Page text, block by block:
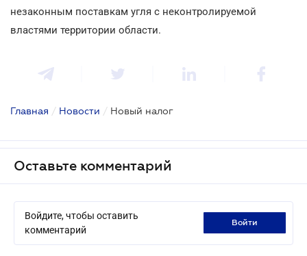
незаконным поставкам угля с неконтролируемой
властями территории области.
Главная / Новости / Новый налог
Оставьте комментарий
Войдите, чтобы оставить
комментарий
войти